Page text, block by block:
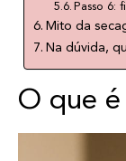
Passo 6:
Mito da
Na dúvida,
O que é